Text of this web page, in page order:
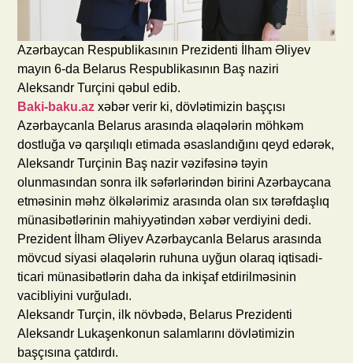
Azərbaycan Respublikasının Prezidenti İlham Əliyev
mayın 6-da Belarus Respublikasının Baş naziri
Aleksandr Turçini qəbul edib.
Baki-baku.az xəbər verir ki, dövlətimizin başçısı
Azərbaycanla Belarus arasında əlaqələrin möhkəm
dostluğa və qarşılıqlı etimada əsaslandığını qeyd edərək,
Aleksandr Turçinin Baş nazir vəzifəsinə təyin
olunmasından sonra ilk səfərlərindən birini Azərbaycana
etməsinin məhz ölkələrimiz arasında olan sıx tərəfdaşlıq
münasibətlərinin mahiyyətindən xəbər verdiyini dedi.
Prezident İlham Əliyev Azərbaycanla Belarus arasında
mövcud siyasi əlaqələrin ruhuna uyğun olaraq iqtisadi-
ticari münasibətlərin daha da inkişaf etdirilməsinin
vacibliyini vurğuladı.
Aleksandr Turçin, ilk növbədə, Belarus Prezidenti
Aleksandr Lukaşenkonun salamlarını dövlətimizin
başçısına çatdırdı.